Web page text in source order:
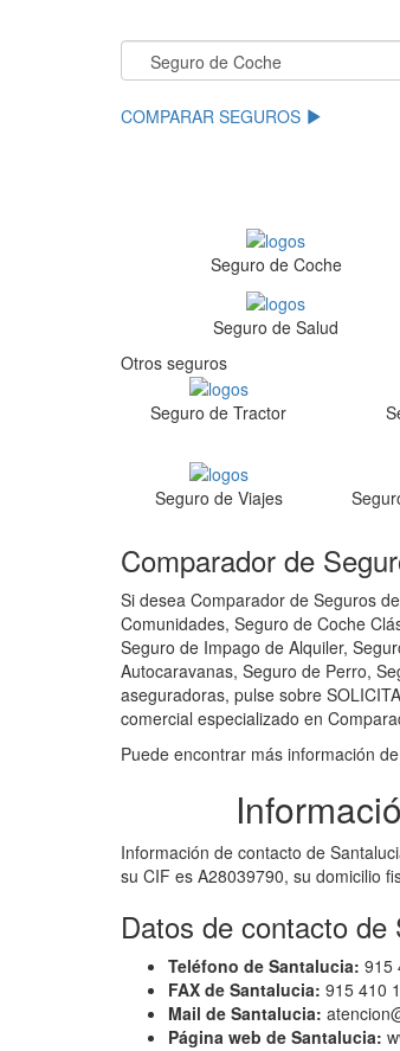
COMPARAR SEGUROS
Seguro de Coche
Seguro de Salud
Otros seguros
Seguro de Tractor
Seguro de Viajes
Comparador de
Si desea Comparador de Seguros
Comunidades, Seguro de Coche
Seguro de Impago de Alquiler,
Autocaravanas, Seguro de Perro,
aseguradoras, pulse sobre
comercial especializado en
Puede encontrar más información
Información de contacto de
su CIF es A28039790, su domicilio
Datos de contacto
Teléfono de Santalucia: 915
FAX de Santalucia: 915 410
Mail de Santalucia:
Página web de Santalucia: